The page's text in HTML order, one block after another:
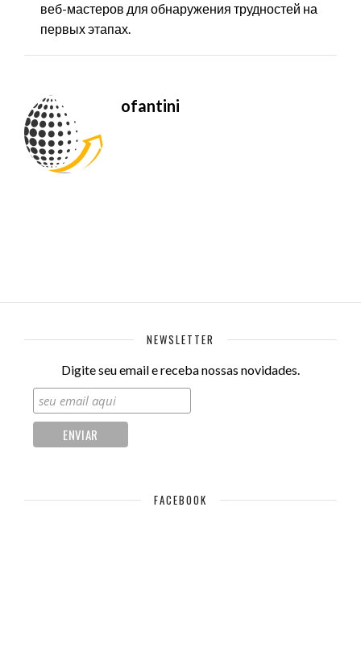
веб-мастеров для обнаружения трудностей на
первых этапах.
ofantini
NEWSLETTER
Digite seu email e receba nossas novidades.
FACEBOOK